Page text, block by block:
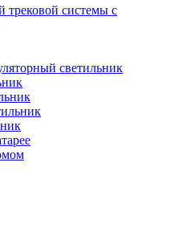
системы с
светильник